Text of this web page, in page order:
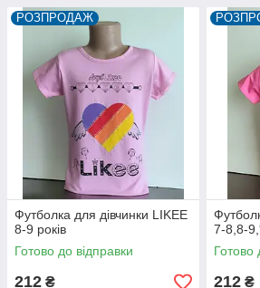
РОЗПРОДАЖ
Футболка для дівчинки LIKEE
8-9 років
Готово до відправки
212 ₴
7-8,8-
Готово
212 ₴